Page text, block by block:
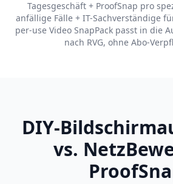
Tagesgeschäft + ProofSnap pro
anfällige Fälle + IT-Sachverständige
per-use Video SnapPack passt in die
nach RVG, ohne Abo-
DIY-
vs.